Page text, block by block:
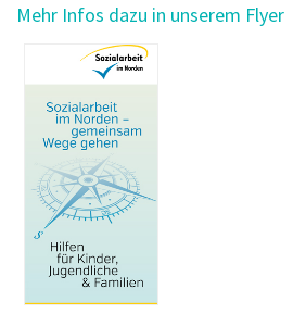
Mehr Infos dazu in unserem Flyer